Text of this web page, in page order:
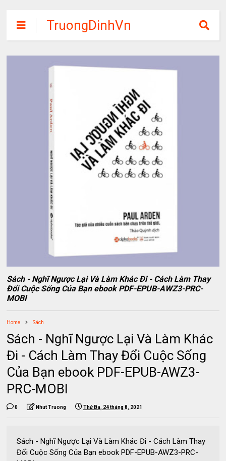
TruongDinhVn
Chia sẽ ebook,
các khóa học,
phần mềm học
tập miễn phí
Sách - Nghĩ Ngược Lại Và Làm Khác Đi - Cách Làm Thay
Đổi Cuộc Sống Của Bạn ebook PDF-EPUB-AWZ3-PRC-
MOBI
Home Sách
Sách - Nghĩ Ngược Lại Và Làm Khác
Đi - Cách Làm Thay Đổi Cuộc Sống
Của Bạn ebook PDF-EPUB-AWZ3-
PRC-MOBI
0 Nhut Truong Thứ Ba, 24 tháng 8, 2021
Sách - Nghĩ Ngược Lại Và Làm Khác Đi - Cách Làm Thay
Đổi Cuộc Sống Của Bạn ebook PDF-EPUB-AWZ3-PRC-